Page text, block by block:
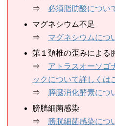
⇒ 必須脂肪酸につい
マグネシウム不足
⇒ マグネシウムにつ
第１頚椎の歪みによる
⇒ アトラスオーソゴ
ックについて詳しくは
⇒
膵臓消化酵素につ
膀胱細菌感染
⇒
膀胱細菌感染につ